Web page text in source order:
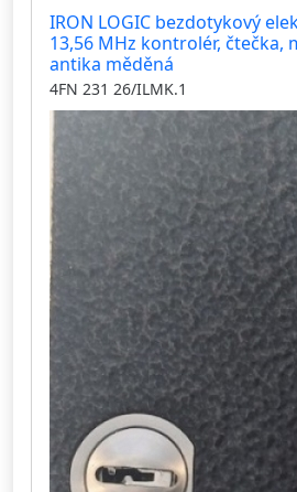
IRON LOGIC bezdotykový
13,56 MHz kontrolér, čtečka,
antika měděná
4FN 231 26/ILMK.1